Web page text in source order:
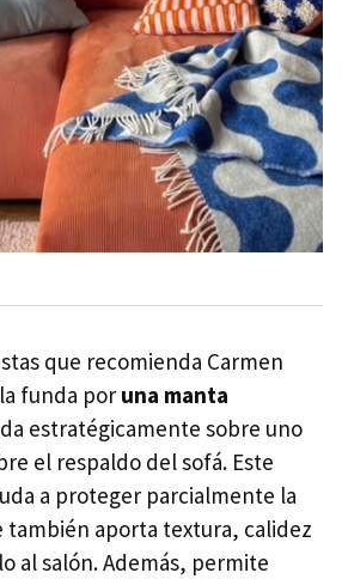
que recomienda Carmen
funda por una manta
estratégicamente sobre uno
el respaldo del sofá. Este
a proteger parcialmente la
también aporta textura, calidez
al salón. Además, permite